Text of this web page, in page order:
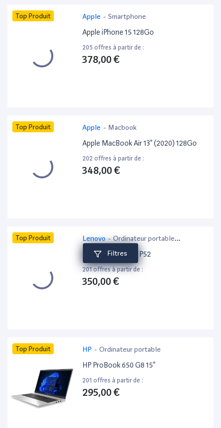
Filtres
Top Produit Apple - Smartphone
Apple iPhone 15 128Go
205 offres à partir de :
378,00 €
Top Produit Apple - Macbook
Apple MacBook Air 13” (2020) 128Go
202 offres à partir de :
348,00 €
Top Produit Lenovo- Ordinateur portable
bureautique
Lenovo ThinkPad P52
201 offres à partir de :
350,00 €
Top Produit HP - Ordinateur portable
HP ProBook 650 G8 15”
201 offres à partir de :
295,00 €